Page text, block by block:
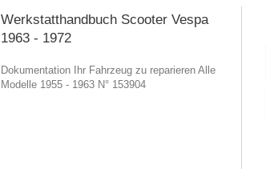
Werkstatthandbuch Scooter Vespa
1963 - 1972
Dokumentation Ihr Fahrzeug zu reparieren Alle
Modelle 1955 - 1963 N° 153904